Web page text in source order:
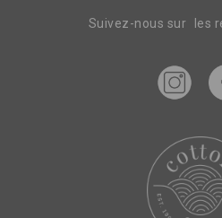
Suivez-nous sur les